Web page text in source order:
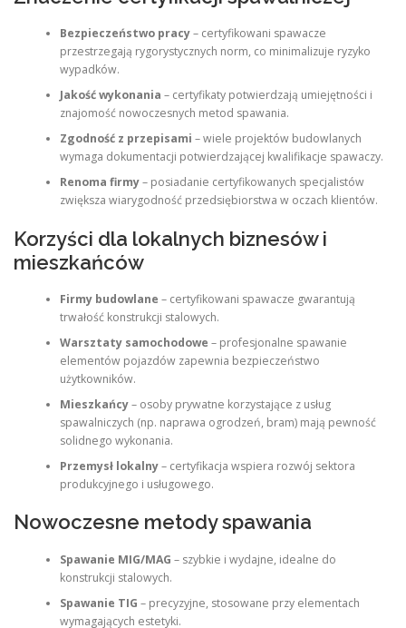
Bezpieczeństwo pracy– certyfikowani spawacze
przestrzegają rygorystycznych norm, co minimalizuje ryzyko
wypadków.
Jakość wykonania – certyfikaty potwierdzają umiejętności i
znajomość nowoczesnych metod spawania.
Zgodność z przepisami – wiele projektów budowlanych
wymaga dokumentacji potwierdzającej kwalifikacje spawaczy.
Renoma firmy– posiadanie certyfikowanych specjalistów
zwiększa wiarygodność przedsiębiorstwa w oczach klientów.
Korzyści dla lokalnych biznesów i
mieszkańców
Firmy budowlane – certyfikowani spawacze gwarantują
trwałość konstrukcji stalowych.
Warsztaty samochodowe – profesjonalne spawanie
elementów pojazdów zapewnia bezpieczeństwo
użytkowników.
Mieszkańcy– osoby prywatne korzystające z usług
spawalniczych (np. naprawa ogrodzeń, bram) mają pewność
solidnego wykonania.
Przemysł lokalny– certyfikacja wspiera rozwój sektora
produkcyjnego i usługowego.
Nowoczesne metody spawania
Spawanie MIG/MAG – szybkie i wydajne, idealne do
konstrukcji stalowych.
Spawanie TIG – precyzyjne, stosowane przy elementach
wymagających estetyki.